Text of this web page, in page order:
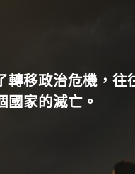
轉移政治危機，往
國家的滅亡。